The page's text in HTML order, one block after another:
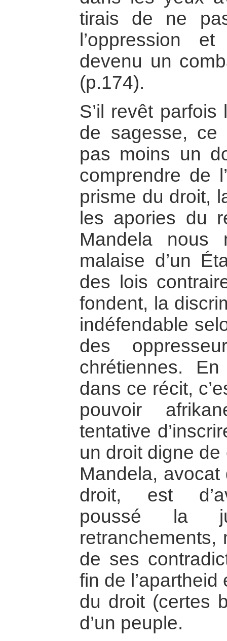
tirais de ne
l’oppression
devenu un
(p.174).
S’il revêt parfois
de sagesse, ce
pas moins un
comprendre de
prisme du droit,
les apories du
Mandela nous
malaise d’un
des lois
fondent, la
indéfendable
des
chrétiennes.
dans ce récit,
pouvoir
tentative
un droit digne de
Mandela,
droit, est
poussé la
retranchements,
de ses
fin de
du droit (certes
d’un peuple.